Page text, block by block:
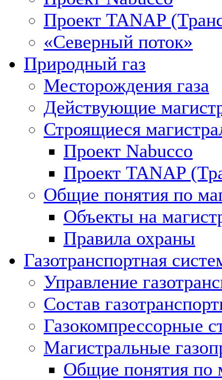
Проект TANAP
«Северный поток»
Природный газ
Месторождения газа
Действующие
Строящиеся
Проект Nabucco
Проект TANAP
Общие понятия по
Объекты на
Правила охраны
Газотранспортная
Управление
Состав
Газокомпрессорные
Магистральные
Общие понятия по